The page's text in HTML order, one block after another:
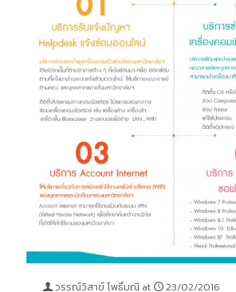
วรรณ์วิสาข์ โพธิ์มณี at 23/02/2016